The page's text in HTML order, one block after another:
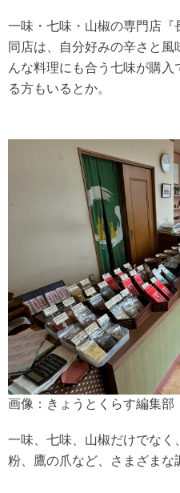
一味・七味・山椒の専門店『
同店は、自分好みの辛さと
んな料理にも合う七味が購
る方もいるとか。
画像：きょうとくらす編集部
一味、七味、山椒だけでな
粉、鷹の爪など、さまざまな